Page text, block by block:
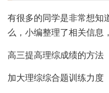
有很多的同学是非常想知
么，小编整理了相关信息
高三提高理综成绩的方法
加大理综综合题训练力度